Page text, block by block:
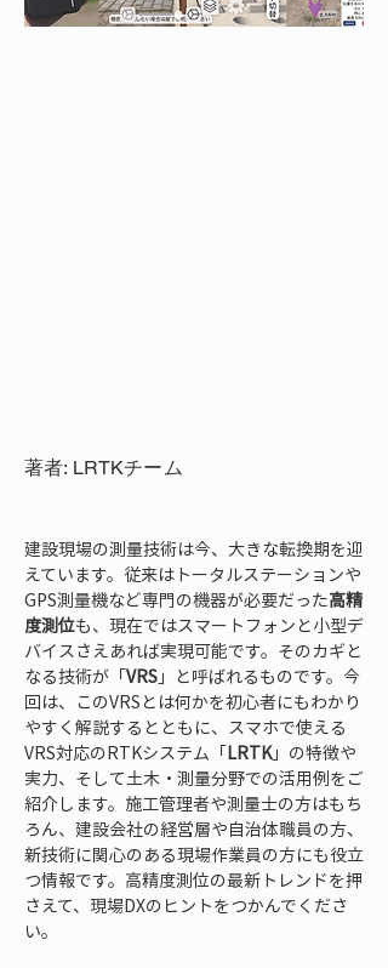
著者: LRTKチーム
建設現場の測量技術は今、大きな転換期を迎
えています。従来はトータルステーションや
GPS測量機など専門の機器が必要だった高精
度測位も、現在ではスマートフォンと小型デ
バイスさえあれば実現可能です。そのカギと
なる技術が「VRS 」と呼ばれるものです。今
回は、このVRSとは何かを初心者にもわかり
やすく解説するとともに、スマホで使える
VRS対応のRTKシステム「LRTK」の特徴や
実力、そして土木・測量分野での活用例をご
紹介します。施工管理者や測量士の方はもち
ろん、建設会社の経営層や自治体職員の方、
新技術に関心のある現場作業員の方にも役立
つ情報です。高精度測位の最新トレンドを押
さえて、現場DXのヒントをつかんでくださ
い。